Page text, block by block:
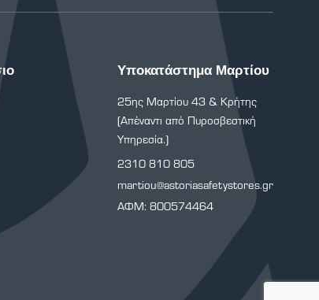
Υποκατάστημα Μαρτίου
25ης Μαρτίου 43 & Κρήτης
(Απέναντι από Πυροσβεστική
Υπηρεσία.)
2310 810 805
martiou@astoriasafetystores.gr
ΑΦΜ: 800574464